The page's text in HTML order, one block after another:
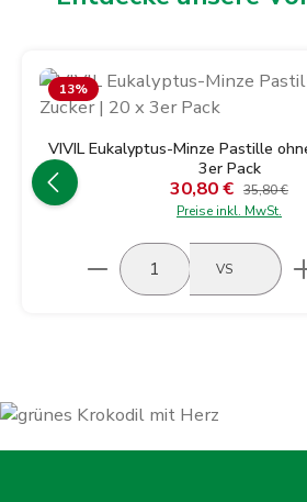
Produktgalerie überspringen
13%
VIVIL Eukalyptus-Minze Pastille
3er Pack
Verkaufspreis:
30,80 € Regulärer
35,80 €
Preise inkl. MwSt.
Produkt Anzahl: Gib
VS